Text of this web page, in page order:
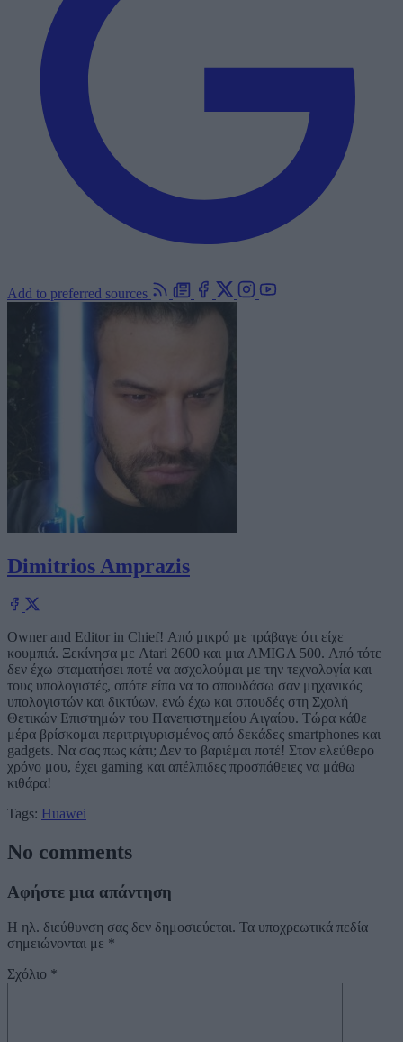
Add to preferred sources
Dimitrios Amprazis
Owner and Editor in Chief! Από μικρό με τράβαγε ότι είχε
κουμπιά. Ξεκίνησα με Atari 2600 και μια AMIGA 500. Από τότε
δεν έχω σταματήσει ποτέ να ασχολούμαι με την τεχνολογία και
τους υπολογιστές, οπότε είπα να το σπουδάσω σαν μηχανικός
υπολογιστών και δικτύων, ενώ έχω και σπουδές στη Σχολή
Θετικών Επιστημών του Πανεπιστημείου Αιγαίου. Τώρα κάθε
μέρα βρίσκομαι περιτριγυρισμένος από δεκάδες smartphones και
gadgets. Να σας πως κάτι; Δεν το βαριέμαι ποτέ! Στον ελεύθερο
χρόνο μου, έχει gaming και απέλπιδες προσπάθειες να μάθω
κιθάρα!
Tags: Huawei
No comments
Αφήστε μια απάντηση
Η ηλ. διεύθυνση σας δεν δημοσιεύεται. Τα υποχρεωτικά πεδία
σημειώνονται με *
Σχόλιο *